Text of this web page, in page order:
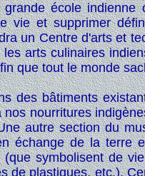
école indienne
vie et supprimer
un Centre d'arts et
les arts culinaires
que tout le monde
des bâtiments
nos nourritures
autre section du
échange de la terre
(que symbolisent de
de plastiques, etc.).